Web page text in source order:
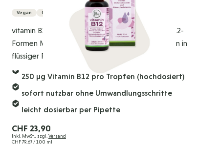
Vegan Glutenfrei
vitamin B12 enthält die beiden aktiven Vitamin B12-
Formen Methylcobalamin und Adenosylcobalamin in
flüssiger Form.
250 µg Vitamin B12 pro Tropfen (hochdosiert)
sofort nutzbar ohne Umwandlungsschritte
leicht dosierbar per Pipette
CHF 23,90
Inkl. MwSt., zzgl. Versand
CHF 79,67 / 100 ml